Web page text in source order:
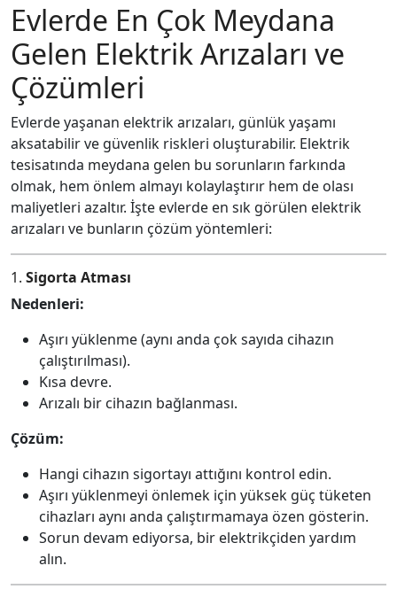
Evlerde En Çok Meydana
Gelen Elektrik Arızaları ve
Çözümleri
Evlerde yaşanan elektrik arızaları, günlük yaşamı
aksatabilir ve güvenlik riskleri oluşturabilir. Elektrik
tesisatında meydana gelen bu sorunların farkında
olmak, hem önlem almayı kolaylaştırır hem de olası
maliyetleri azaltır. İşte evlerde en sık görülen elektrik
arızaları ve bunların çözüm yöntemleri:
1. Sigorta Atması
Nedenleri:
Aşırı yüklenme (aynı anda çok sayıda cihazın
çalıştırılması).
Kısa devre.
Arızalı bir cihazın bağlanması.
Çözüm:
Hangi cihazın sigortayı attığını kontrol edin.
Aşırı yüklenmeyi önlemek için yüksek güç tüketen
cihazları aynı anda çalıştırmamaya özen gösterin.
Sorun devam ediyorsa, bir elektrikçiden yardım
alın.